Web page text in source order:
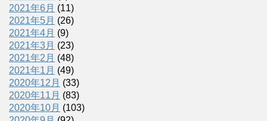
2021年6月 (11)
2021年5月 (26)
2021年4月 (9)
2021年3月 (23)
2021年2月 (48)
2021年1月 (49)
2020年12月 (33)
2020年11月 (83)
2020年10月 (103)